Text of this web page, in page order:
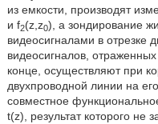
из емкости, производят
и f2(z,z0), а зондирование
видеосигналами в отрезке
видеосигналов,
конце, осуществляют при
двухпроводной линии на
совместное
t(z), результат которого не